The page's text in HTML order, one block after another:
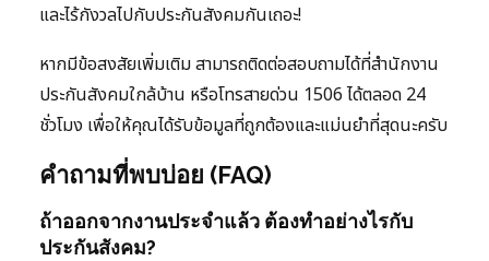
และไร้กังวลไปกับประกันสังคมกันเถอะ!
หากมีข้อสงสัยเพิ่มเติม สามารถติดต่อสอบถามได้ที่สำนักงาน
ประกันสังคมใกล้บ้าน หรือโทรสายด่วน 1506 ได้ตลอด 24
ชั่วโมง เพื่อให้คุณได้รับข้อมูลที่ถูกต้องและแม่นยำที่สุดนะครับ
คำถามที่พบบ่อย (FAQ)
ถ้าออกจากงานประจำแล้ว ต้องทำอย่างไรกับ
ประกันสังคม?